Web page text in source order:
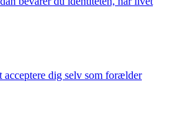
dig selv som forælder